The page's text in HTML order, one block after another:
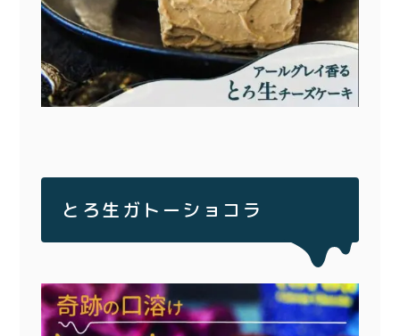
とろ生ガトーショコラ